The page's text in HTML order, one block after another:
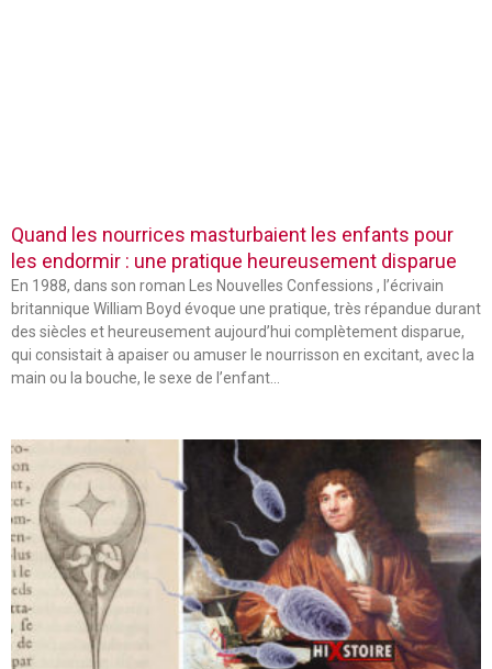
Quand les nourrices masturbaient les enfants pour
les endormir : une pratique heureusement disparue
En 1988, dans son roman Les Nouvelles Confessions , l’écrivain
britannique William Boyd évoque une pratique, très répandue durant
des siècles et heureusement aujourd’hui complètement disparue,
qui consistait à apaiser ou amuser le nourrisson en excitant, avec la
main ou la bouche, le sexe de l’enfant…